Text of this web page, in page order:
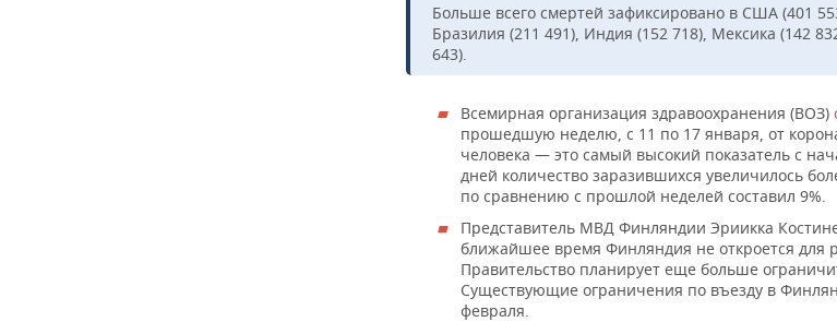
Больше всего смертей зафиксировано в США (401
Бразилия (211 491), Индия (152 718), Мексика (142
643).
Всемирная организация здравоохранения (ВОЗ)
прошедшую неделю, с 11 по 17 января, от
человека — это самый высокий показатель с
дней количество заразившихся увеличилось
по сравнению с прошлой неделей составил 9%.
Представитель МВД Финляндии Эриикка
ближайшее время Финляндия не откроется для
Правительство планирует еще больше
Существующие ограничения по въезду в
февраля.